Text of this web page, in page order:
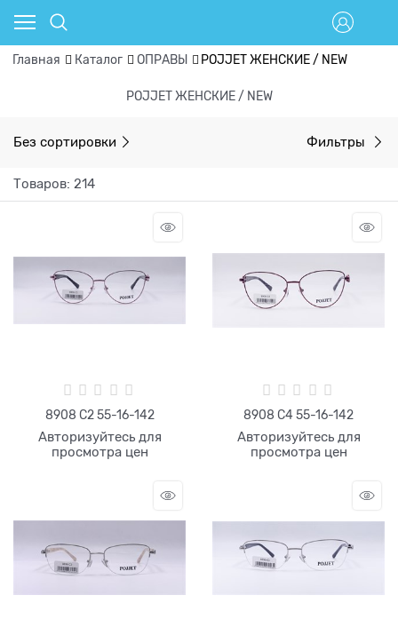
Главная Каталог ОПРАВЫ POJJET ЖЕНСКИЕ / NEW
POJJET ЖЕНСКИЕ / NEW
Без сортировки Фильтры
Товаров: 214
8908 С2 55-16-142
Авторизуйтесь для
просмотра цен
8908 С4 55-16-142
Авторизуйтесь для
просмотра цен